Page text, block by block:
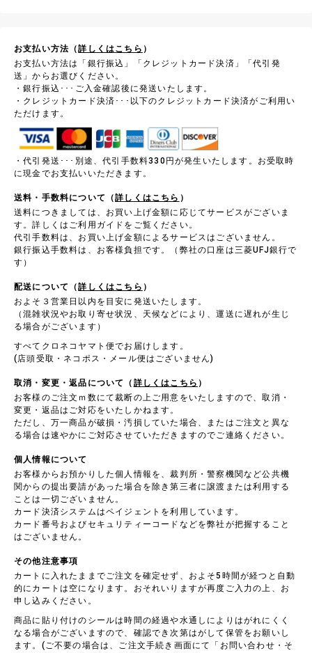
お支払い方法（詳しくはこちら ）
お支払い方法は「銀行振込」「クレジットカード決済」「代引発
送」からお選びください。
・銀行振込･･･ご入金確認後に発送いたします。
・クレジットカード決済･･･以下のクレジットカード決済がご利用い
ただけます。
・代引発送･･･別途、代引手数料330円が発生いたします。お受取時
に現金でお支払いいただきます。
送料・手数料について（詳しくはこちら ）
送料につきましては、お買い上げ金額に応じてサービスがございま
す。詳しくはご利用ガイドをご覧ください。
代引手数料は、お買い上げ金額によるサービスはございません。
銀行振込手数料は、お客様負担です。（弊社の口座は三菱UFJ銀行で
す）
配送について（詳しくはこちら ）
およそ３営業日以内を目安に発送いたします。
（混雑状況やお取り寄せ状況、天候などにより、運送に遅れが生じ
る場合がございます）
すべてクロネコヤマト便でお届けします。
(店頭受取・ネコポス・メール便はございません)
取消・変更・返品について（ 詳しくはこちら ）
お客様のご注文ｍ数にて裁断の上ご用意をいたしますので、取消・
変更・返品はご対応をいたしかねます。
ただし、万一商品が破損・汚損していた場合、またはご注文と異な
る場合は速やかにご対応させていただきますのでご連絡ください。
個人情報について
お客様からお預かりした個人情報を、裁判所・警察機関など公共機
関からの提出要請があった場合を除き第三者に譲渡または利用する
ことは一切ございません。
カード決済システムはペイジェントを利用しています。
カード番号およびセキュリティーコードなどを弊社が把握すること
はございません。
その他注意事項
カートに入れたままでご注文を確定せず、およそ5時間が経つと自動
的にカートは空になります。おそれいりますが再度ご入力の上、お
申し込みください。
商品に貼り付けのシールは時間の経過や水通しによりはがれにくく
なる場合がございますので、確認でき次第はがして保管をお願いし
ます。(ご不要の場合は、ご注文手続き画面にて「お問い合わせ・そ